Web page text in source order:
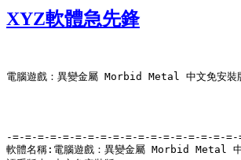
XYZ軟體急先鋒
電腦遊戲：異變金屬 Morbid Metal 中文免安裝
-=-=-=-=-=-=-=-=-=-=-=-=-=-=-=-=-=-
軟體名稱:電腦遊戲：異變金屬 Morbid Metal